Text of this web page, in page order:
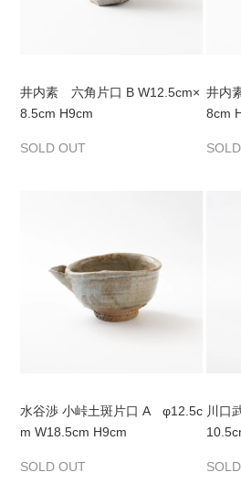
井内素 六角片口 B W12.5cm×
8.5cm H9cm
SOLD OUT
井内
8cm
水谷渉 小峠土斑片口 A φ12.5c
m W18.5cm H9cm
SOLD OUT
川口